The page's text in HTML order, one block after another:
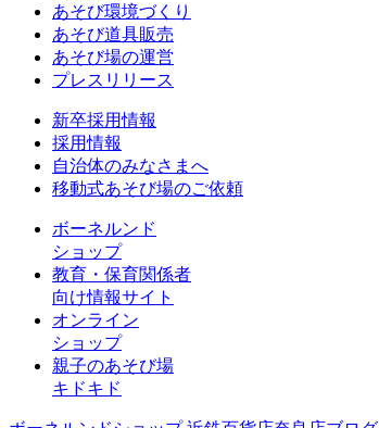
あそび環境づくり
あそび道具販売
あそび場の運営
プレスリリース
新卒採用情報
採用情報
自治体のみなさまへ
移動式あそび場のご依頼
ボーネルンド
ショップ
教育・保育関係者
向け情報サイト
オンライン
ショップ
親子のあそび場
キドキド